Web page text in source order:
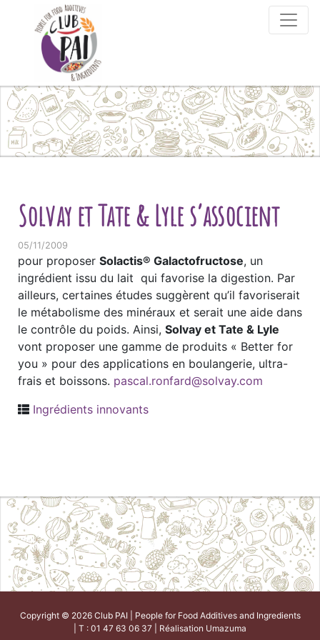
Skip to content
Solvay et Tate & Lyle s’associent
05/11/2009
pour proposer Solactis® Galactofructose, un
ingrédient issu du lait qui favorise la digestion. Par
ailleurs, certaines études suggèrent qu’il favoriserait
le métabolisme des minéraux et serait une aide dans
le contrôle du poids. Ainsi, Solvay et Tate & Lyle
vont proposer une gamme de produits « Better for
you » pour des applications en boulangerie, ultra-
frais et boissons. pascal.ronfard@solvay.com
Ingrédients innovants
Copyright © 2026 Club PAI | People for Food Additives and Ingredients
| T : 01 47 63 06 37 | Réalisation Umazuma